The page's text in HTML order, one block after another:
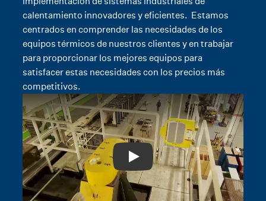
calentamiento innovadores y eficientes. Estamos
centrados en comprender las necesidades de los
equipos térmicos de nuestros clientes y en trabajar
para proporcionar los mejores equipos para
satisfacer estas necesidades con los precios más
competitivos.
Play: Video Title